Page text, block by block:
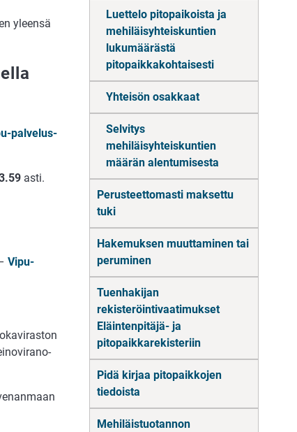
Luettelo pitopaikoista ja
mehiläisyhteiskuntien
lukumäärästä
pitopaikkakohtaisesti
Yhteisön osakkaat
Selvitys
mehiläisyhteiskuntien
määrän alentumisesta
Perusteettomasti maksettu
tuki
Hakemuksen muuttaminen tai
peruminen
Tuenhakijan
rekisteröintivaatimukset
Eläintenpitäjä- ja
pitopaikkarekisteriin
Pidä kirjaa pitopaikkojen
tiedoista
Mehiläistuotannon
yleensä
pal­ve­lus­
asti.
Vipu-